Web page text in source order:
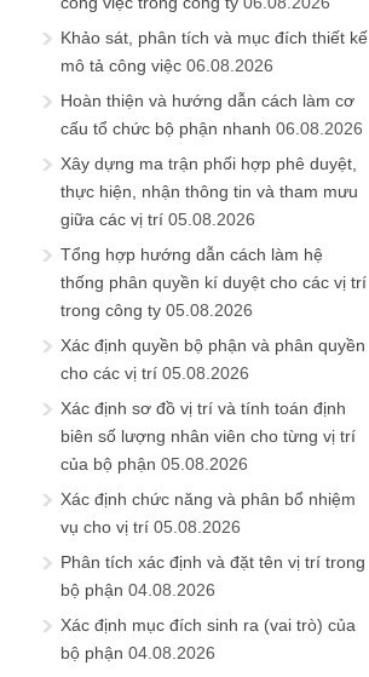
Khảo sát, phân tích và mục đích thiết kế
mô tả công việc 06.08.2026
Hoàn thiện và hướng dẫn cách làm cơ
cấu tổ chức bộ phận nhanh 06.08.2026
Xây dựng ma trận phối hợp phê duyệt,
thực hiện, nhận thông tin và tham mưu
giữa các vị trí 05.08.2026
Tổng hợp hướng dẫn cách làm hệ
thống phân quyền kí duyệt cho các vị trí
trong công ty 05.08.2026
Xác định quyền bộ phận và phân quyền
cho các vị trí 05.08.2026
Xác định sơ đồ vị trí và tính toán định
biên số lượng nhân viên cho từng vị trí
của bộ phận 05.08.2026
Xác định chức năng và phân bổ nhiệm
vụ cho vị trí 05.08.2026
Phân tích xác định và đặt tên vị trí trong
bộ phận 04.08.2026
Xác định mục đích sinh ra (vai trò) của
bộ phận 04.08.2026